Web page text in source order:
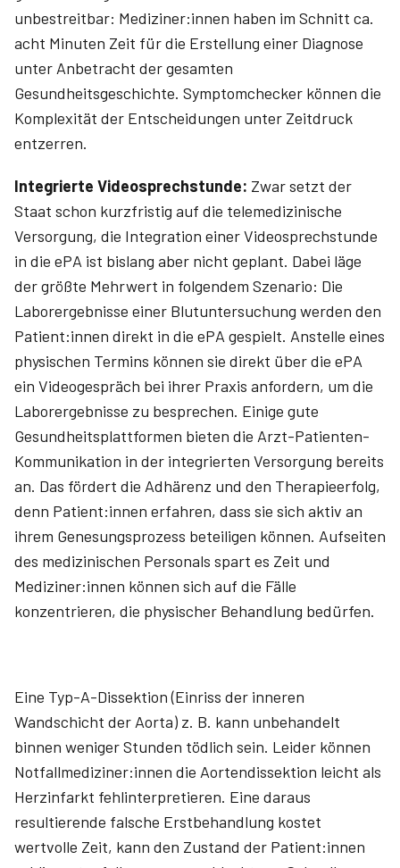
unbestreitbar: Mediziner:innen haben im Schnitt ca.
acht Minuten Zeit für die Erstellung einer Diagnose
unter Anbetracht der gesamten
Gesundheitsgeschichte. Symptomchecker können die
Komplexität der Entscheidungen unter Zeitdruck
entzerren.
Integrierte Videosprechstunde: Zwar setzt der
Staat schon kurzfristig auf die telemedizinische
Versorgung, die Integration einer Videosprechstunde
in die ePA ist bislang aber nicht geplant. Dabei läge
der größte Mehrwert in folgendem Szenario: Die
Laborergebnisse einer Blutuntersuchung werden den
Patient:innen direkt in die ePA gespielt. Anstelle eines
physischen Termins können sie direkt über die ePA
ein Videogespräch bei ihrer Praxis anfordern, um die
Laborergebnisse zu besprechen. Einige gute
Gesundheitsplattformen bieten die Arzt-Patienten-
Kommunikation in der integrierten Versorgung bereits
an. Das fördert die Adhärenz und den Therapieerfolg,
denn Patient:innen erfahren, dass sie sich aktiv an
ihrem Genesungsprozess beteiligen können. Aufseiten
des medizinischen Personals spart es Zeit und
Mediziner:innen können sich auf die Fälle
konzentrieren, die physischer Behandlung bedürfen.
Eine Typ-A-Dissektion (Einriss der inneren
Wandschicht der Aorta) z. B. kann unbehandelt
binnen weniger Stunden tödlich sein. Leider können
Notfallmediziner:innen die Aortendissektion leicht als
Herzinfarkt fehlinterpretieren. Eine daraus
resultierende falsche Erstbehandlung kostet
wertvolle Zeit, kann den Zustand der Patient:innen